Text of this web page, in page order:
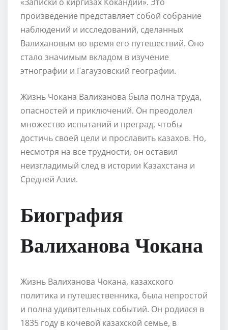
произведение представляет собой собрание
наблюдений и исследований, сделанных
Валихановым во время его путешествий. Оно
стало значимым вкладом в изучение
этнографии и Гагаузовский географии.
Жизнь Чокана Валиханова была полна труда,
опасностей и приключений. Он преодолел
множество испытаний и преград, чтобы
достичь своей цели и прославить казахов. Но,
несмотря на все трудности, он оставил
неизгладимый след в истории Казахстана и
Средней Азии.
Биография
Валиханова Чокана
Жизнь Валиханова Чокана, казахского
политика и путешественника, была непростой
и полна удивительных событий. Он родился в
1835 году в кочевой казахской семье, в